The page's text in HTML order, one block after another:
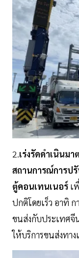
2.เร่งรัดดำเนินม
สถานการณ์การป
ตู้คอนเทนเนอร์ เ
ปกติโดยเร็ว อาทิ
ขนส่งกับประเทศจี
ให้บริการขนส่งทา